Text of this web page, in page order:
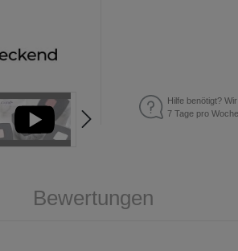
Hilfe benötigt?
7 Tage pro
Bewertungen